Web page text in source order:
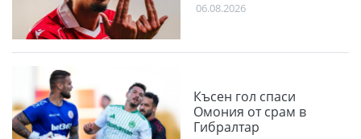
06.08.2026
Късен гол спаси
Омония от срам в
Гибралтар